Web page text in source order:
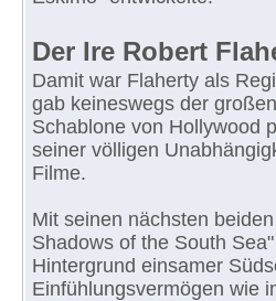
Der Ire Robert
Damit war Flaherty als
gab keineswegs der
Schablone von Hollywood
seiner völligen
Filme.
Mit seinen nächsten
Shadows of the South
Hintergrund einsamer
Einfühlungsvermögen wie